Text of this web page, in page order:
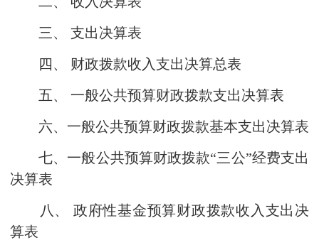
三、 支出决算表
四、 财政拨款收入支出决算总表
五、 一般公共预算财政拨款支出决算表
六、一般公共预算财政拨款基本支出决算表
七、一般公共预算财政拨款“三公”经费支出
决算表
八、 政府性基金预算财政拨款收入支出决
算表